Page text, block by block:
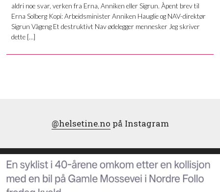
aldri noe svar, verken fra Erna, Anniken eller Sigrun. Åpent brev til
Erna Solberg Kopi: Arbeidsminister Anniken Hauglie og NAV-direktør
Sigrun Vågeng Et destruktivt Nav ødelegger mennesker Jeg skriver
dette […]
@helsetine.no på Instagram